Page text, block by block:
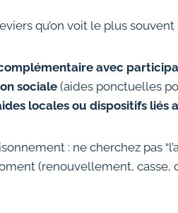
qu’on voit le plus souvent :
avec
sociale (aides ponctuelles
locales ou dispositifs liés
: ne cherchez pas
(renouvellement, casse,